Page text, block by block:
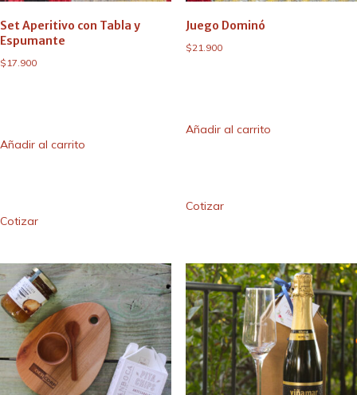
Set Aperitivo con Tabla y
Espumante
$17.900
Añadir al carrito
Cotizar
Juego Dominó
$21.900
Añadir al carrito
Cotizar